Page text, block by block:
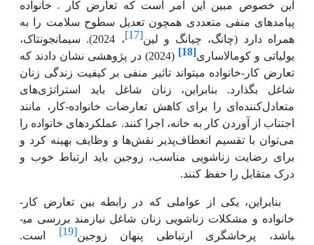
این خصوص مبین این امر است که تعارض کار –خانواده
پیامدهای منفی متعددی همچون تعدیل سطوح سلامت را به
همراه دارد (چانگ، چیانگ و لین[17]، 2024).
سیمانجونتاک،
یولیاتی و کومالاساری[18]
(2024) در پژوهشی نشان دادند که
تعارض کار-خانواده می­تواند تاثیر منفی بر کیفیت زندگی زنان
شاغل بگذارد. بنابراین، زنان شاغل باید استراتژی‌های
متعادل‌کننده‌ای را برای کاهش تعارضات خانواده-کار، مانند
اجتناب از آوردن کار به خانه، اجرا کنند. عملکردهای خانواده را
می‌توان با تقسیم انعطاف‌پذیر نقش‌ها و وظایف بهینه کرد و
برای رضایت زناشویی مناسب، زوجین باید ارتباط خوب و
درک متقابل را حفظ کنند.
بنابراین، یکی از عواملی که در رابطه بین تعارض کار-
خانواده و مشکلات زناشویی زنان شاغل نیازمند بررسی می­
باشد، پرخاشگری ارتباطی پنهان زوجین[19] است.